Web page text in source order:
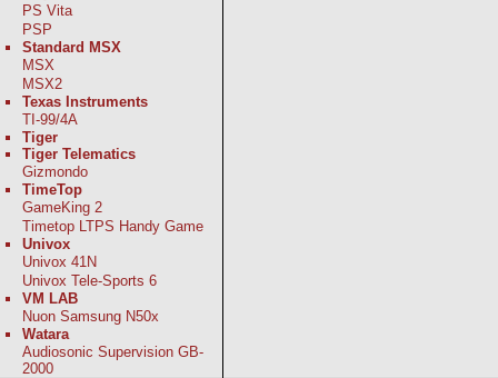
PS Vita
PSP
Standard MSX
MSX
MSX2
Texas Instruments
TI-99/4A
Tiger
Tiger Telematics
Gizmondo
TimeTop
GameKing 2
Timetop LTPS Handy Game
Univox
Univox 41N
Univox Tele-Sports 6
VM LAB
Nuon Samsung N50x
Watara
Audiosonic Supervision GB-
2000